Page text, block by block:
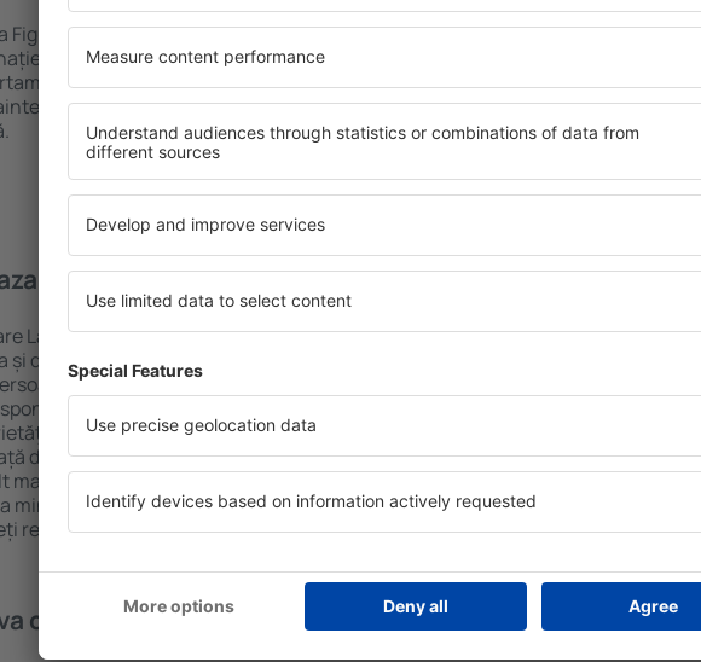
Figuera mai devreme, aveți garanţia că
vă puteţi relaxa, fără a fi nevoie să
sau altă unitate de cazare.
de călătoria La Figuera și vă veţi bucura
Dacă doriţi cazare de lux La
se potrivească. Veți găsi tot
călătoria de afaceri la
Figuera cu facilități pentru
copii, precum și pentru cei
La Figuera?
La Figuera folosind un motor de căutare.
datele de check-in și check-out. După ce
motorul de căutare va afișa
La Figuera. Filtrarea rezultatelor în
numărul de stele, evaluările
de centru și opțiunea de anulare gratuită
mai ușoară. Astfel veți putea găsi cazare La
minute. În funcție de nevoile
rezerva doar cazare sau un pachet
Ce fel de facilităţi
Facilitățile proprietăţilor La
numărul de stele. Oaspeții
balcon, aer condiționat,
cafelei, prosoape și acces
gratuită, pot comanda o
hotel cu piscină. În plus, pot
proprietăți care oferă
cazare La Figuera? Cât costă cazarea La